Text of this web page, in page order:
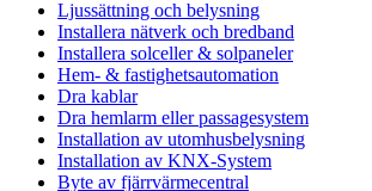
Ljussättning och belysning
Installera nätverk och bredband
Installera solceller & solpaneler
Hem- & fastighetsautomation
Dra kablar
Dra hemlarm eller passagesystem
Installation av utomhusbelysning
Installation av KNX-System
Byte av fjärrvärmecentral